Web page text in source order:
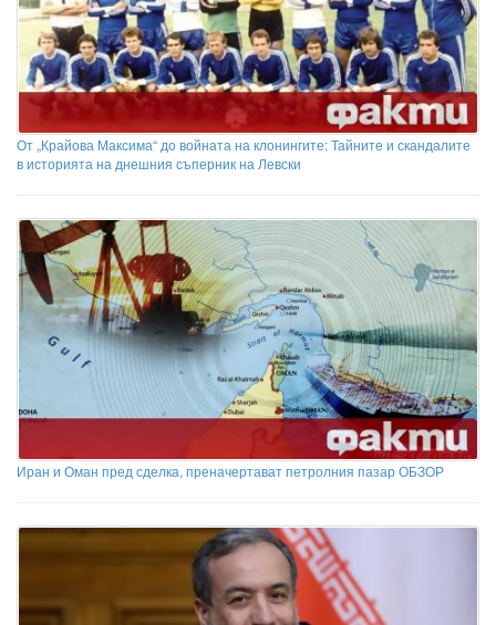
От „Крайова Максима“ до войната на клонингите: Тайните и скандалите
в историята на днешния съперник на Левски
Иран и Оман пред сделка, преначертават петролния пазар ОБЗОР